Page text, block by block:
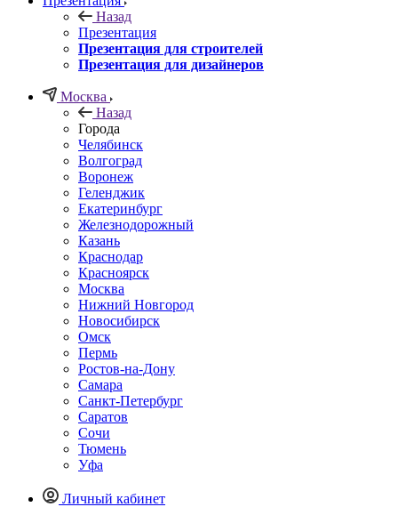
Назад
Презентация
Презентация для строителей
Презентация для дизайнеров
Москва
Назад
Города
Челябинск
Волгоград
Воронеж
Геленджик
Екатеринбург
Железнодорожный
Казань
Краснодар
Красноярск
Москва
Нижний Новгород
Новосибирск
Омск
Пермь
Ростов-на-Дону
Самара
Санкт-Петербург
Саратов
Сочи
Тюмень
Уфа
Личный кабинет